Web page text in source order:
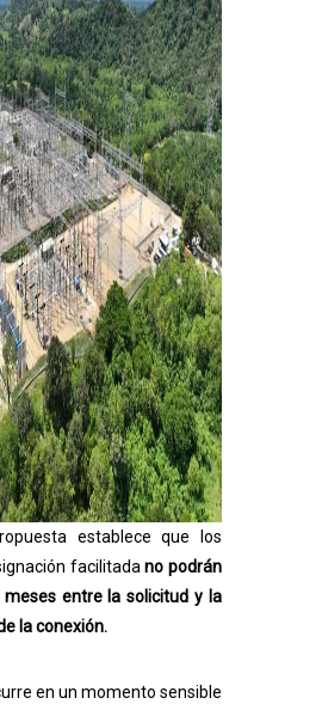
establece que los
facilitadano podrán
entre la solicitud y la
la conexión.
en un momento sensible